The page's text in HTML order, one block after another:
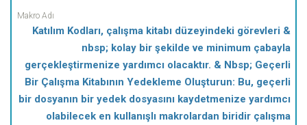
Katılım Kodları, çalışma kitabı düzeyindeki görevleri &
nbsp; kolay bir şekilde ve minimum çabayla
gerçekleştirmenize yardımcı olacaktır. & Nbsp; Geçerli
Bir Çalışma Kitabının Yedekleme Oluşturun: Bu, geçerli
bir dosyanın bir yedek dosyasını kaydetmenize yardımcı
olabilecek en kullanışlı makrolardan biridir çalışma